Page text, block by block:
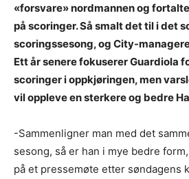
«forsvare» nordmannen og
på scoringer. Så smalt det til i det
scoringssesong, og City-
Ett år senere fokuserer Guardiola
scoringer i oppkjøringen, men
vil oppleve en sterkere og bedre
-Sammenligner man med det
sesong, så er han i mye bedre
på et pressemøte etter søndagens